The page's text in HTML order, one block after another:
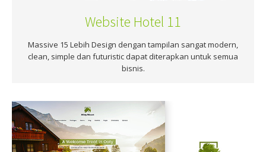
Website Hotel 11
Massive 15 Lebih Design dengan tampilan sangat modern,
clean, simple dan futuristic dapat diterapkan untuk semua
bisnis.